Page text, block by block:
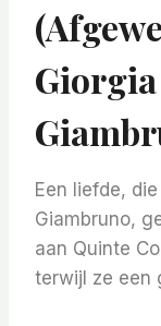
Een liefde,
Giambruno,
aan Quinte
terwijl ze een